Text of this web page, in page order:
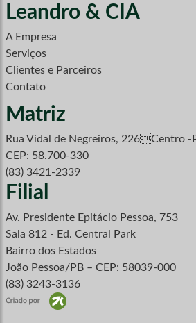
Leandro & CIA
A Empresa
Serviços
Clientes e Parceiros
Contato
Matriz
Rua Vidal de Negreiros, 226Centro -
CEP: 58.700-330
(83) 3421-2339
Filial
Av. Presidente Epitácio Pessoa, 753
Sala 812 - Ed. Central Park
Bairro dos Estados
João Pessoa/PB – CEP: 58039-000
(83) 3243-3136